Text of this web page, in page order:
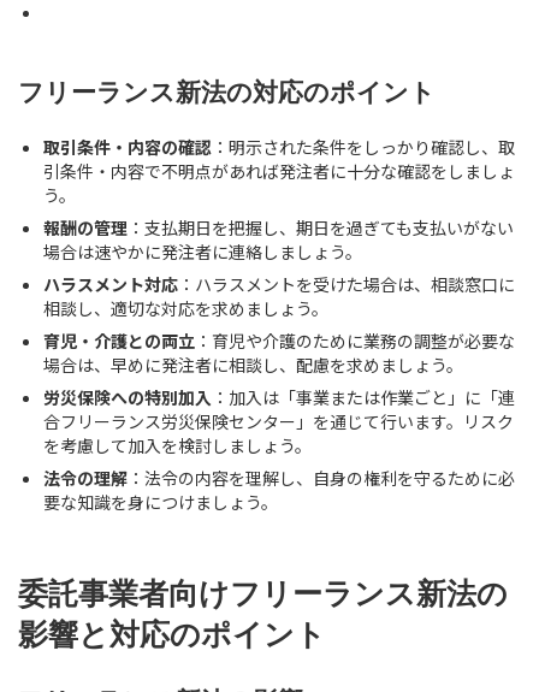
フリーランス新法の対応のポイント
取引条件・内容の確認 ：明示された条件をしっかり確認し、取
引条件・内容で不明点があれば発注者に十分な確認をしましょ
う。
報酬の管理 ：支払期日を把握し、期日を過ぎても支払いがない
場合は速やかに発注者に連絡しましょう。
ハラスメント対応 ：ハラスメントを受けた場合は、相談窓口に
相談し、適切な対応を求めましょう。
育児・介護との両立 ：育児や介護のために業務の調整が必要な
場合は、早めに発注者に相談し、配慮を求めましょう。
労災保険への特別加入 ：加入は「事業または作業ごと」に「連
合フリーランス労災保険センター」を通じて行います。リスク
を考慮して加入を検討しましょう。
法令の理解 ：法令の内容を理解し、自身の権利を守るために必
要な知識を身につけましょう。
委託事業者向けフリーランス新法の
影響と対応のポイント